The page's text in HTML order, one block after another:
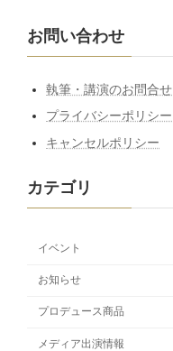
お問い合わせ
執筆・講演のお問合せ
プライバシーポリシー
キャンセルポリシー
カテゴリ
イベント
お知らせ
プロデュース商品
メディア出演情報